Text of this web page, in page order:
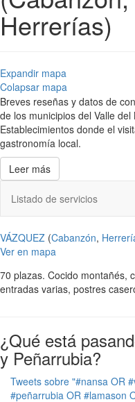
Herrerías)
Expandir mapa
Colapsar mapa
Breves reseñas y datos de
de los municipios del Valle
Establecimientos donde el
gastronomía local.
Leer más
Listado de servicios
VÁZQUEZ (Cabanzón,
Ver en mapa
70 plazas. Cocido montañés,
entradas varias, postres
¿Qué está
y Peñarrubia?
Tweets sobre "#nansa OR
#peñarrubia OR #lamason